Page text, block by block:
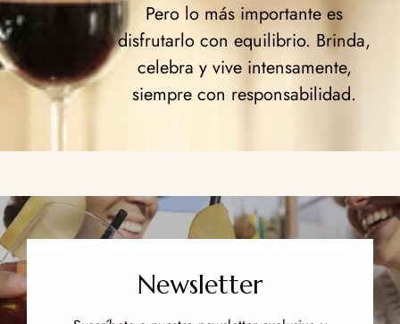
Pero lo más importante es
disfrutarlo con equilibrio. Brinda,
celebra y vive intensamente,
siempre con responsabilidad.
Newsletter